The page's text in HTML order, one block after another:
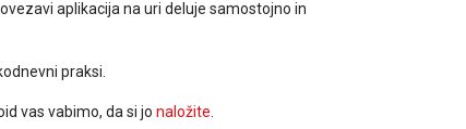
aplikacija na uri deluje samostojno in
praksi.
vas vabimo, da si jo naložite